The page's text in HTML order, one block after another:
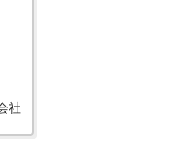
社